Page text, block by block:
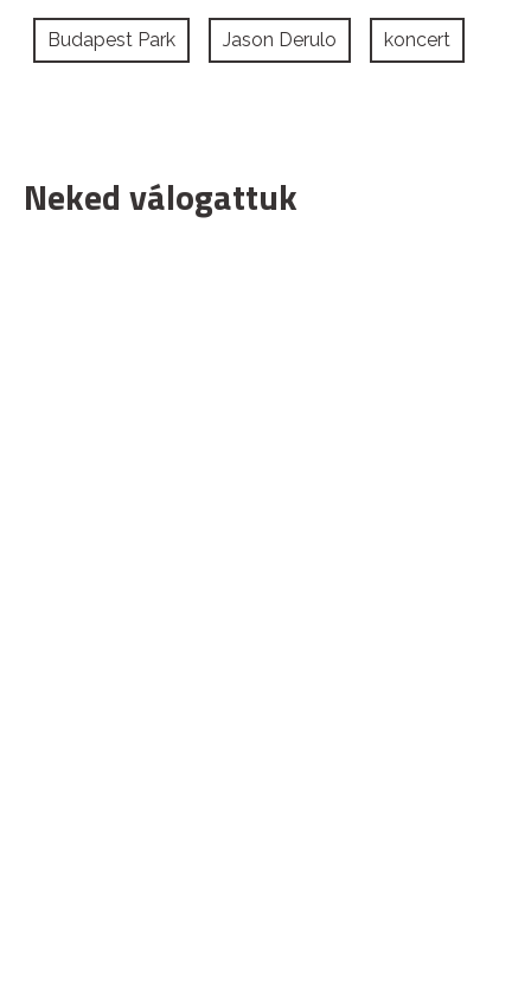
Budapest Park Jason Derulo koncert
Neked válogattuk